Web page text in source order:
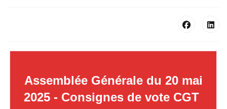
Assemblée Générale du 20 mai
2025 - Consignes de vote CGT